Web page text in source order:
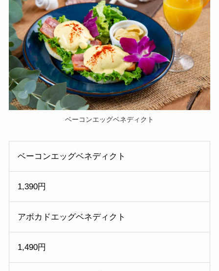
ベーコンエッグベネディクト
ベーコンエッグベネディクト
1,390円
アボカドエッグベネディクト
1,490円